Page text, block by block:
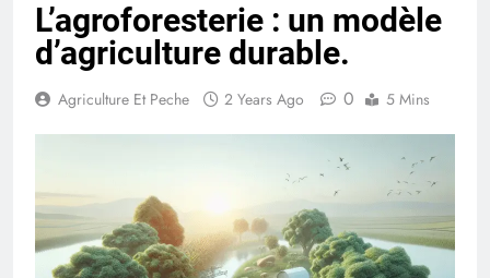
L’agroforesterie : un modèle
d’agriculture durable.
Agriculture Et Peche 2 Years Ago 0 5 Mins